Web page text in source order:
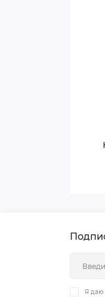
Я даю